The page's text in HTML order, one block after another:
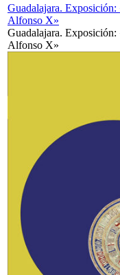
Guadalajara.
Alfonso X»
Guadalajara.
Alfonso X»